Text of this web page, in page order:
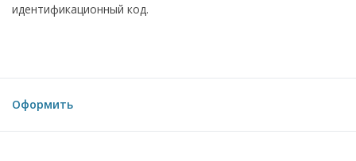
идентификационный код.
Оформить